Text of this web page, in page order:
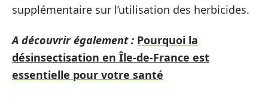
supplémentaire sur l’utilisation des herbicides.
A découvrir également : Pourquoi la
désinsectisation en Île-de-France est
essentielle pour votre santé